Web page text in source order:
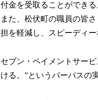
付金を受取ることができる
また、松伏町の職員の皆
担を軽減し、スピーディ
セブン・ペイメントサー
ける。”というパーパスの